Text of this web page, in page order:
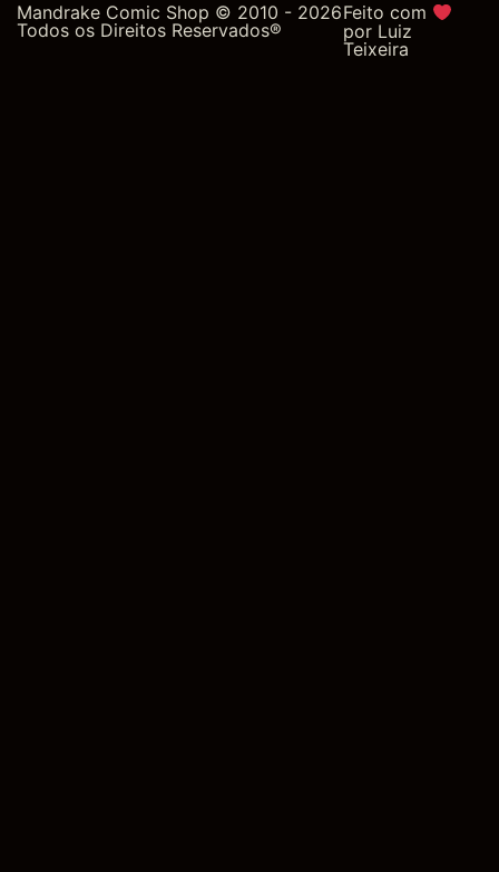
Mandrake Comic Shop © 2010 - 2026
Todos os Direitos Reservados®
Feito com
por Luiz
Teixeira